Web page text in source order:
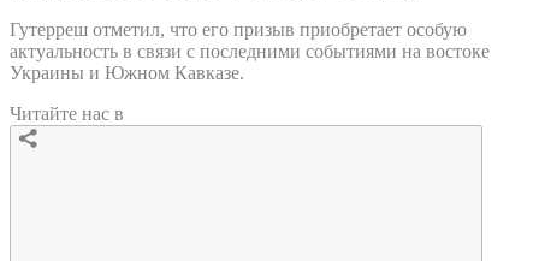
Гутерреш отметил, что его призыв приобретает особую
актуальность в связи с последними событиями на востоке
Украины и Южном Кавказе.
Читайте нас в